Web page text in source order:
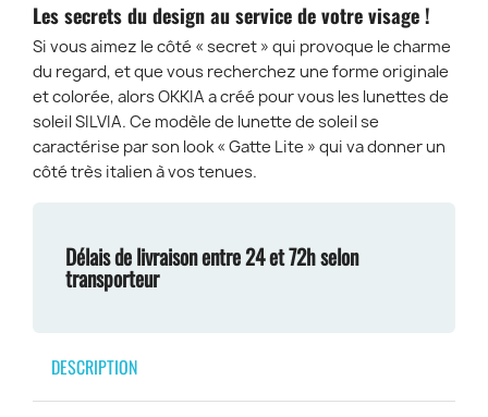
PINK
LENS
TCL
PINK
LENS
-
BK-
BP
PINK
LENS
-
CH-
BP
LENS
-
BK
Les secrets du design au service de votre visage !
Si vous aimez le côté « secret » qui provoque le charme
du regard, et que vous recherchez une forme originale
et colorée, alors OKKIA a créé pour vous les lunettes de
soleil SILVIA. Ce modèle de lunette de soleil se
caractérise par son look « Gatte Lite » qui va donner un
côté très italien à vos tenues.
Délais de livraison entre 24 et 72h selon
transporteur
DESCRIPTION